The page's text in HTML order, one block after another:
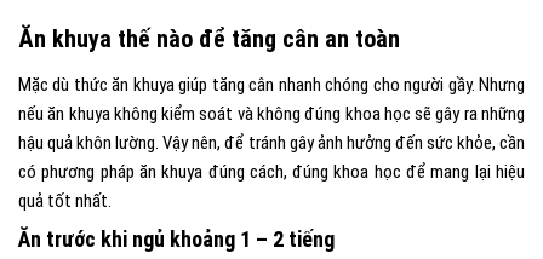
Ăn khuya thế nào để tăng cân an toàn
Mặc dù thức ăn khuya giúp tăng cân nhanh chóng cho người gầy. Nhưng
nếu ăn khuya không kiểm soát và không đúng khoa học sẽ gây ra những
hậu quả khôn lường.Vậy nên, để tránh gây ảnh hưởng đến sức khỏe, cần
có phương pháp ăn khuya đúng cách, đúng khoa học để mang lại hiệu
quả tốt nhất.
Ăn trước khi ngủ khoảng 1 – 2 tiếng